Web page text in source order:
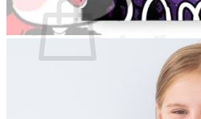
Non hai produtos no carriño.